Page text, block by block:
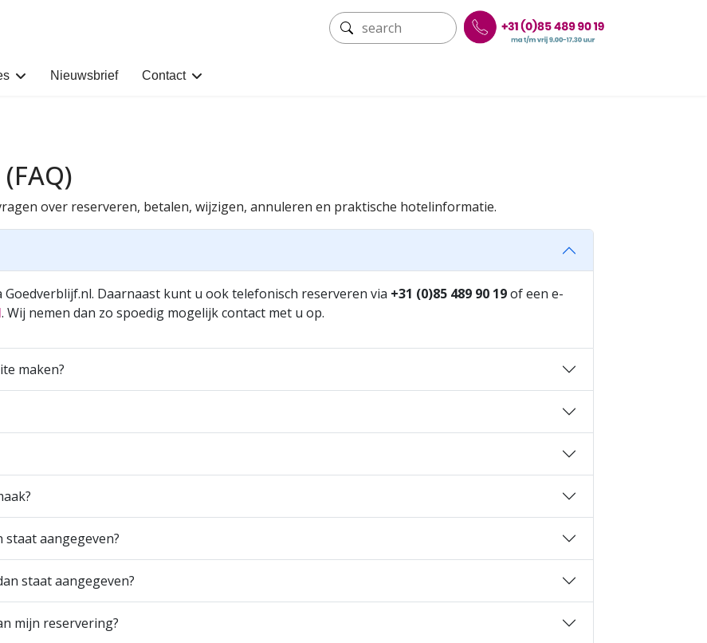
Nieuwsbrief Contact
over reserveren, betalen, wijzigen, annuleren en praktische hotelinformatie.
Daarnaast kunt u ook telefonisch reserveren via +31 (0)85 489 90 19of een e-
. Wij nemen dan zo spoedig mogelijk contact met u op.
maken?
aangegeven?
staat aangegeven?
mijn reservering?